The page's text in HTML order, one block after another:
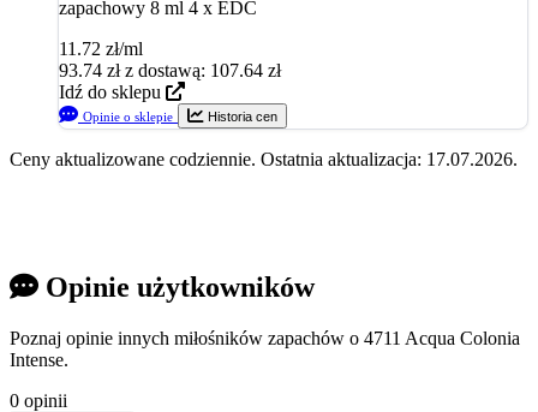
zapachowy 8 ml 4 x EDC
11.72 zł/ml
93.74 zł z dostawą: 107.64 zł
Idź do sklepu
Opinie o sklepie Historia cen
Ceny aktualizowane codziennie. Ostatnia aktualizacja: 17.07.2026.
Opinie użytkowników
Poznaj opinie innych miłośników zapachów o 4711 Acqua Colonia
Intense.
0 opinii